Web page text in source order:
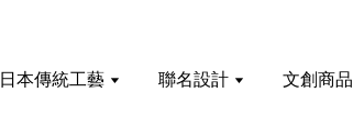
日本傳統工藝 聯名設計 文創商品